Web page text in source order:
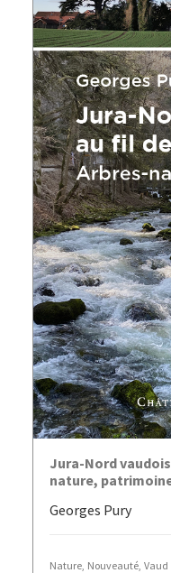
Jura-Nord
nature,
Georges Pury
Nature, Nouveauté, Vaud